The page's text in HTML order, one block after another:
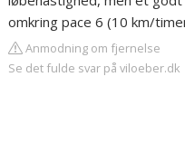
omkring pace 6 (10 km/
Anmodning om fjernelse
Se det fulde svar på viloeber.dk